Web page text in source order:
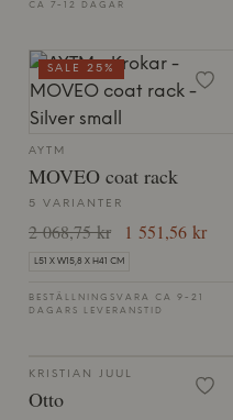
CA 7-12 DAGAR
AYTM
MOVEO coat rack
5 VARIANTER
2 068,75 kr 1 551,56 kr
L51 X W15,8 X H41 CM
BESTÄLLNINGSVARA CA 9-21
DAGARS LEVERANSTID
SALE 25%
KRISTIAN JUUL
Otto